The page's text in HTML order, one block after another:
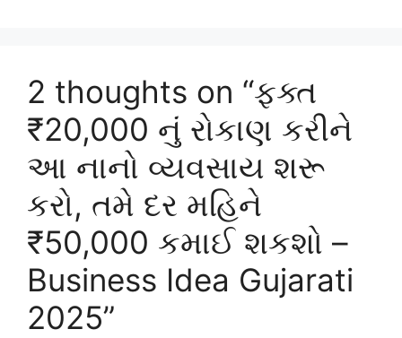
2 thoughts on “ફક્ત
₹20,000 નું રોકાણ કરીને
આ નાનો વ્યવસાય શરૂ
કરો, તમે દર મહિને
₹50,000 કમાઈ શકશો –
Business Idea Gujarati
2025”